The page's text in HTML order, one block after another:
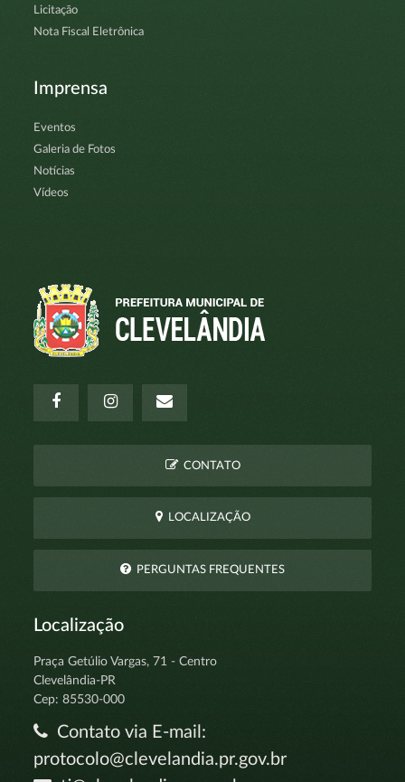
Licitação
Nota Fiscal Eletrônica
Imprensa
Eventos
Galeria de Fotos
Notícias
Vídeos
CONTATO
LOCALIZAÇÃO
PERGUNTAS FREQUENTES
Localização
Praça Getúlio Vargas, 71 - Centro
Clevelândia-PR
Cep: 85530-000
Contato via E-mail:
protocolo@clevelandia.pr.gov.br